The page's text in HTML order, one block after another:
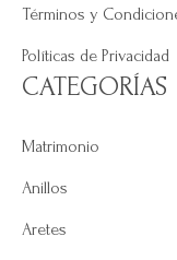
Términos y
Políticas de Privacidad
CATEGORÍAS
Matrimonio
Anillos
Aretes